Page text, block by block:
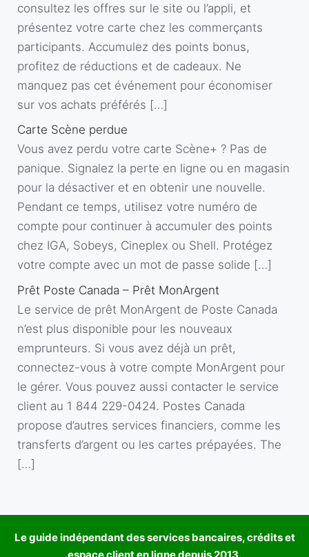
consultez les offres sur le site ou l’appli, et
présentez votre carte chez les commerçants
participants. Accumulez des points bonus,
profitez de réductions et de cadeaux. Ne
manquez pas cet événement pour économiser
sur vos achats préférés […]
Carte Scène perdue
Vous avez perdu votre carte Scène+ ? Pas de
panique. Signalez la perte en ligne ou en magasin
pour la désactiver et en obtenir une nouvelle.
Pendant ce temps, utilisez votre numéro de
compte pour continuer à accumuler des points
chez IGA, Sobeys, Cineplex ou Shell. Protégez
votre compte avec un mot de passe solide […]
Prêt Poste Canada – Prêt MonArgent
Le service de prêt MonArgent de Poste Canada
n’est plus disponible pour les nouveaux
emprunteurs. Si vous avez déjà un prêt,
connectez-vous à votre compte MonArgent pour
le gérer. Vous pouvez aussi contacter le service
client au 1 844 229-0424. Postes Canada
propose d’autres services financiers, comme les
transferts d’argent ou les cartes prépayées. The
[…]
Le guide indépendant des services bancaires, crédits et